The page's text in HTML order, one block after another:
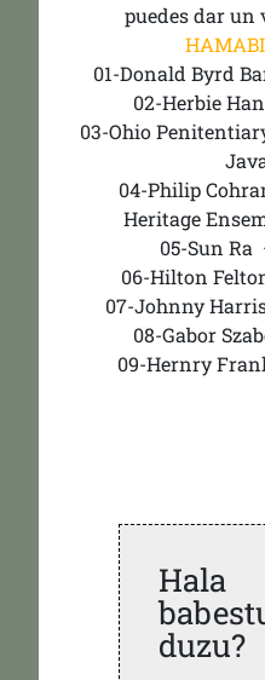
puedes dar un
01-Donald Byrd
02-Herbie
03-Ohio
04-Philip
Heritage
05-Sun Ra
06-Hilton
07-Johnny
08-Gabor
09-Hernry
duzu?